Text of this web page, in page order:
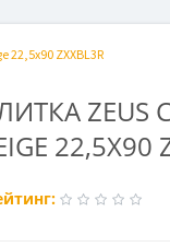
22,5x90 ZXXBL3R
ZEUS
22,5X90